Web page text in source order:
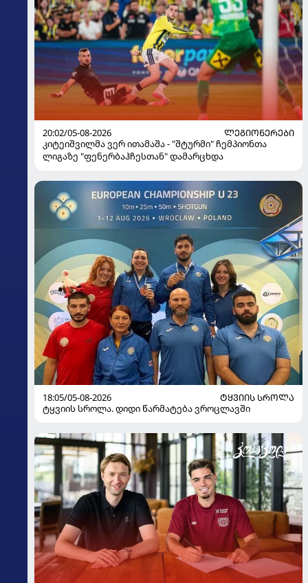
20:02/05-08-2026
ᲚᲔᲒᲘᲝᲜᲔᲠᲔᲑᲘ
კიტეიშვილმა ვერ ითამაშა - "შტურმი" ჩემპიონთა
ლიგაზე "ფენერბაჰჩესთან" დამარცხდა
18:05/05-08-2026
ᲢᲧᲕᲘᲘᲡ ᲡᲠᲝᲚᲐ
ტყვიის სროლა. დიდი წარმატება ვროცლავში